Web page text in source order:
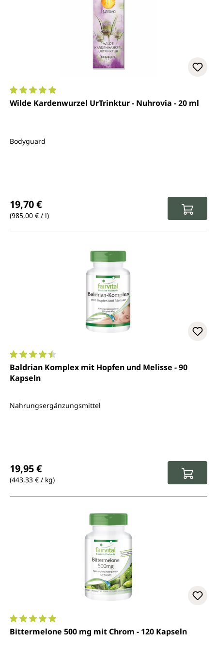
Durchschnittliche Bewertung von 5 von 5 Sternen
Wilde Kardenwurzel UrTrinktur - Nuhrovia - 20 ml
Bodyguard
19,70 €
(985,00 € / l)
Durchschnittliche Bewertung von 4.5 von 5 Sternen
Baldrian Komplex mit Hopfen und Melisse - 90
Kapseln
Nahrungsergänzungsmittel
19,95 €
(443,33 € / kg)
Durchschnittliche Bewertung von 5 von 5 Sternen
Bittermelone 500 mg mit Chrom - 120 Kapseln